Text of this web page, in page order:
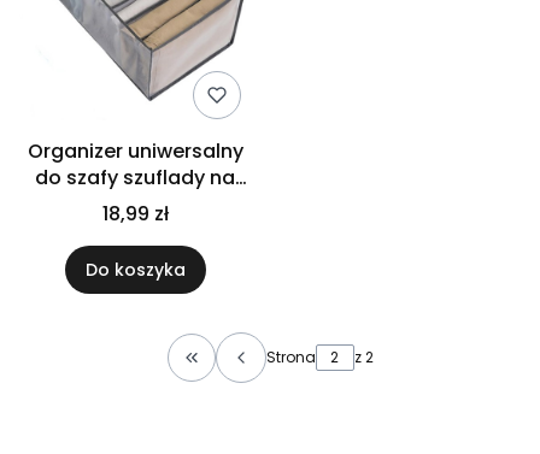
Organizer uniwersalny
do szafy szuflady na
ubrania spodnie duży
pojemny
18,99 zł
Do koszyka
Wróć do pierwszej strony z produktami
Strona z 2